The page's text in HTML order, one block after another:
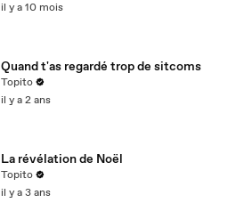
il y a 10 mois
Quand t'as regardé trop de sitcoms
Topito
il y a 2 ans
La révélation de Noël
Topito
il y a 3 ans